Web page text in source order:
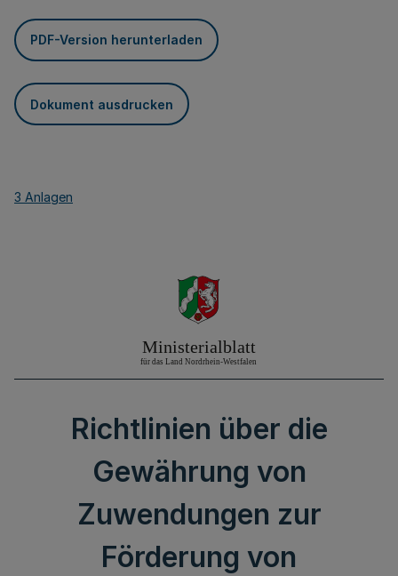
PDF-Version herunterladen
Dokument ausdrucken
3 Anlagen
Richtlinien über die
Gewährung von
Zuwendungen zur
Förderung von